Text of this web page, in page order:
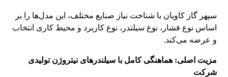
سپهر گاز کاویان با شناخت نیاز صنایع مختلف، این مدل‌ها را بر
اساس نوع فشار، نوع سیلندر، نوع کاربرد و محیط کاری انتخاب
و عرضه می‌کند.
مزیت اصلی: هماهنگی کامل با سیلندرهای نیتروژن تولیدی
شرکت